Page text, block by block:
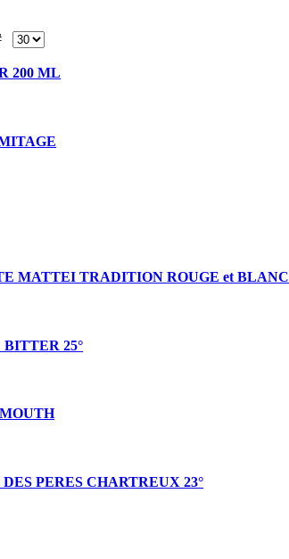
200 ML
MATTEI TRADITION ROUGE et BLANC
25°
PERES CHARTREUX 23°